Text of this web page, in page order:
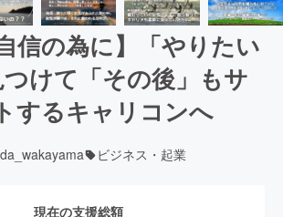
信の為に】「やりたい
けて「その後」もサ
するキャリコンへ
ビジネス・起業
現在の支援総額